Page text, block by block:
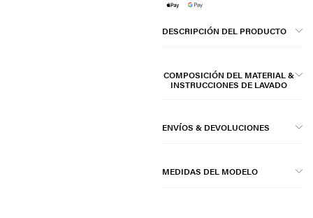
DESCRIPCIÓN DEL PRODUCTO
COMPOSICIÓN DEL MATERIAL &
INSTRUCCIONES DE LAVADO
ENVÍOS & DEVOLUCIONES
MEDIDAS DEL MODELO